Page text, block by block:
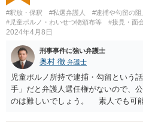
#釈放・保釈 #私選弁護人
#逮捕や勾留の
#児童ポルノ・わいせつ物頒布等
#接見・面
2024年4月8日
刑事事件に強い弁護士
奥村 徹 弁護士
児童ポルノ所持で逮捕・勾留という
手」だと弁護人選任権がないので、
のは難しいでしょう。 素人でも可
してください」みたいな葉書を出し